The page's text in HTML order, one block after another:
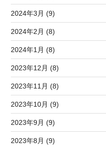
2024年3月 (9)
2024年2月 (8)
2024年1月 (8)
2023年12月 (8)
2023年11月 (8)
2023年10月 (9)
2023年9月 (9)
2023年8月 (9)